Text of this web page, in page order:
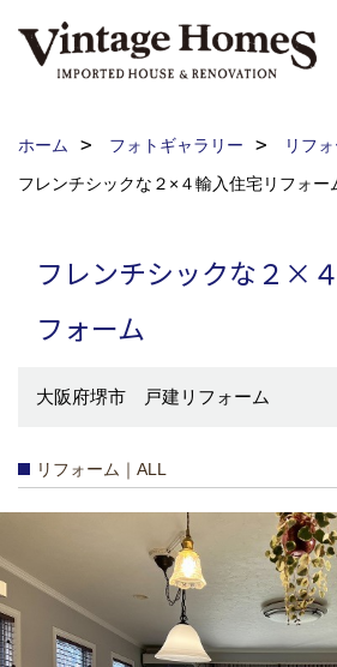
ホーム フォトギャラリー リフ
フレンチシックな２×４輸入住宅リフォー
フレンチシックな２×
フォーム
大阪府堺市 戸建リフォーム
リフォーム｜ALL